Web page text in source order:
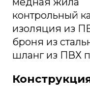
контрольный
изоляция из
броня из
шланг из ПВХ